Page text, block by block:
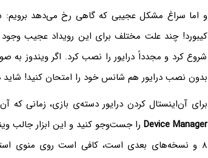
و اما سراغ مشکل عجیبی که گاهی رخ می‌دهد
کیبورد! چند علت مختلف برای این رویداد عجیب وجود
شروع کرد و مجدداً درایور را نصب کرد. اگر ویندوز
بدون نصب درایور هم شانس خود را امتحان کنید!‌
برای آن‌اینستال کردن درایور دسته‌ی بازی، زمانی که
Device Manager را جست‌وجو کنید و این ابزار جالب